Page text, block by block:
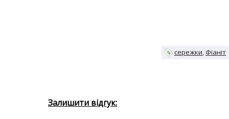
сережки Фіаніт